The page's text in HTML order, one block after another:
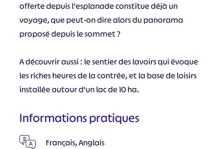
offerte depuis l'esplanade constitue déjà un
voyage, que peut-on dire alors du panorama
proposé depuis le sommet ?
A découvrir aussi : le sentier des lavoirs qui évoque
les riches heures de la contrée, et la base de loisirs
installée autour d'un lac de 10 ha.
Informations pratiques
Français, Anglais